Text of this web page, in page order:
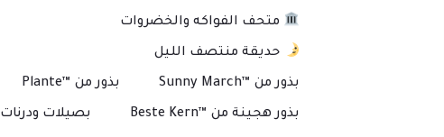
متحف الفواكه والخضروات
حديقة منتصف الليل
بذور من ™Sunny March بذور من ™Plante
بذور هجينة من ™Beste Kern بصيلات ودرنات